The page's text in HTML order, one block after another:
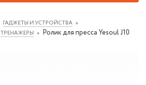
ГАДЖЕТЫ И УСТРОЙСТВА
ТРЕНАЖЕРЫ Ролик для пресса Yesoul J10